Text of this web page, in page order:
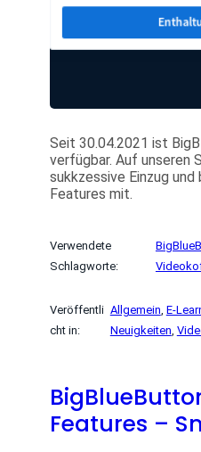
Seit 30.04.2021 ist
verfügbar. Auf unseren
sukkzessive Einzug und
Features mit.
Verwendete
Schlagworte:
Veröffentli
cht in:
Allgemein, E-
Neuigkeiten,
Features –